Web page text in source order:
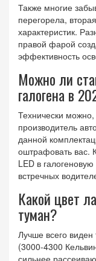
Также многие
перегорела,
характеристик.
правой фарой
эффективность
Можно ли
галогена в
Технически
производитель
данной
оштрафовать вас.
LED в
встречных
Какой цвет
туман?
Лучше всего
(3000-4300
сильнее